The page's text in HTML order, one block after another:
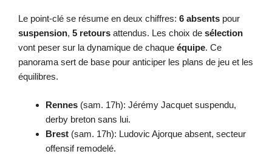
Le point-clé se résume en deux chiffres: 6 absents pour
suspension, 5 retours attendus. Les choix de sélection
vont peser sur la dynamique de chaque équipe. Ce
panorama sert de base pour anticiper les plans de jeu et les
équilibres.
Rennes (sam. 17h): Jérémy Jacquet suspendu,
derby breton sans lui.
Brest (sam. 17h): Ludovic Ajorque absent, secteur
offensif remodelé.